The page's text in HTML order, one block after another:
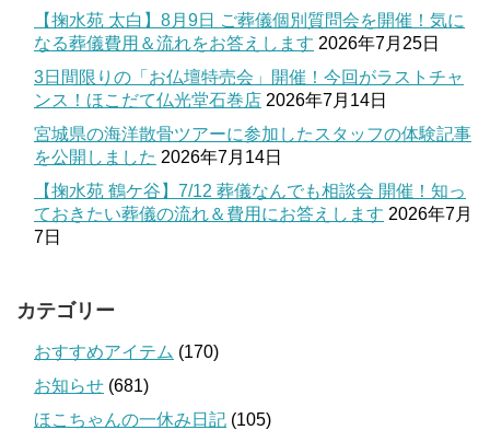
【掬水苑 太白】8月9日 ご葬儀個別質問会を開催！気に
なる葬儀費用＆流れをお答えします 2026年7月25日
3日間限りの「お仏壇特売会」開催！今回がラストチャ
ンス！ほこだて仏光堂石巻店 2026年7月14日
宮城県の海洋散骨ツアーに参加したスタッフの体験記事
を公開しました 2026年7月14日
【掬水苑 鶴ケ谷】7/12 葬儀なんでも相談会 開催！知っ
ておきたい葬儀の流れ＆費用にお答えします 2026年7月
7日
カテゴリー
おすすめアイテム (170)
お知らせ (681)
ほこちゃんの一休み日記 (105)